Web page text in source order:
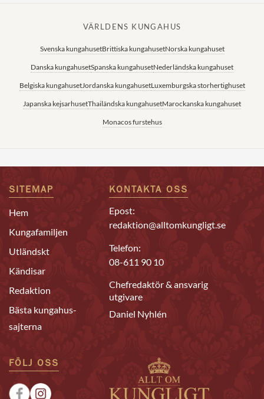
VÄRLDENS KUNGAHUS
Svenska kungahusetBrittiska kungahusetNorska kungahuset
Danska kungahusetSpanska kungahusetNederländska kungahuset
Belgiska kungahusetJordanska kungahusetLuxemburgska storhertighuset
Japanska kejsarhusetThailändska kungahusetMarockanska kungahuset
Monacos furstehus
SITEMAP
Hem
Kungafamiljen
Utländskt
Kändisar
Redaktion
Bästa kungahus-
sajterna
KONTAKTA OSS
Epost:
redaktion@alltomkungligt.se
Telefon:
08-611 90 10
Chefredaktör & ansvarig
utgivare
Daniel Nyhlén
FÖLJ OSS